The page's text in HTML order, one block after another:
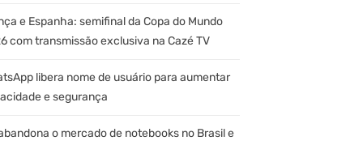
e Espanha: semifinal da Copa do Mundo
com transmissão exclusiva na Cazé TV
libera nome de usuário para aumentar
e segurança
o mercado de notebooks no Brasil e